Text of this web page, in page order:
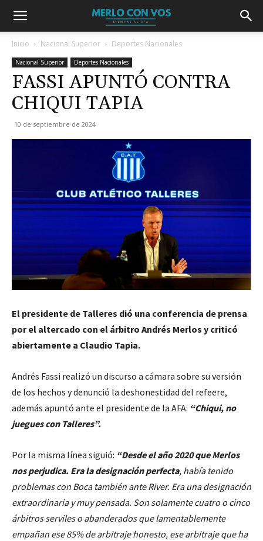
Inicio Nacional Superior Deportes Nacionales
Nacional Superior Deportes Nacionales
FASSI APUNTÓ CONTRA
CHIQUI TAPIA
10 de septiembre de 2024
El presidente de Talleres dió una conferencia de prensa
por el altercado con el árbitro Andrés Merlos y criticó
abiertamente a Claudio Tapia.
Andrés Fassi realizó un discurso a cámara sobre su versión
de los hechos y denunció la deshonestidad del refeere,
además apuntó ante el presidente de la AFA: “Chiqui, no
juegues con Talleres”.
Por la misma línea siguió: “Desde el año 2020 que Merlos
nos perjudica. Era la designación perfecta, había tenido
problemas con Boca también ante River. Era una designación
extraordinaria y muy pensada. Son solamente cuatro o cinco
árbitros serviles o abanderados que lamentablemente
empañan ese 85% de arbitraje honesto, ese arbitraje que ha